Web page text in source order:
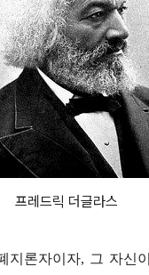
프레드릭 더글라스
지론자이자, 그 자신